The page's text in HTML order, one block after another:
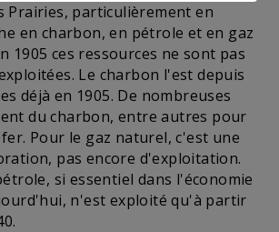
Prairies, particulièrement en
en charbon, en pétrole et en gaz
1905 ces ressources ne sont pas
Le charbon l'est depuis
déjà en 1905. De nombreuses
du charbon, entre autres pour
Pour le gaz naturel, c'est une
pas encore d'exploitation.
si essentiel dans l'économie
n'est exploité qu'à partir